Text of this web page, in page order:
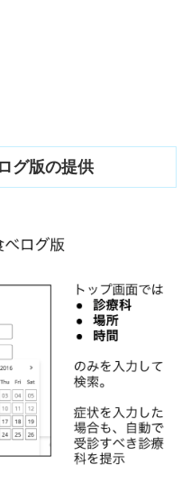
グ版の提供